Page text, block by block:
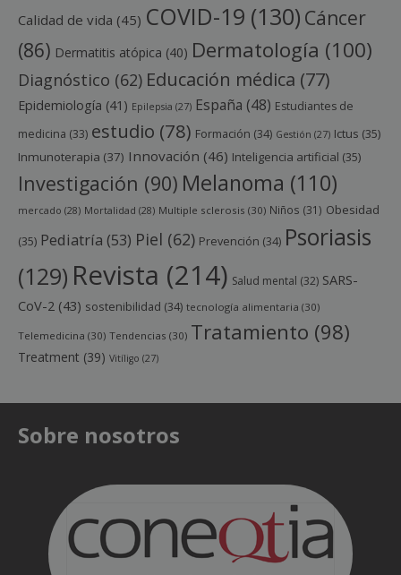
Calidad de vida (45) COVID-19 (130) Cáncer
(86) Dermatitis atópica (40) Dermatología (100)
Diagnóstico (62) Educación médica (77)
Epidemiología (41) Epilepsia (27) España (48) Estudiantes de
medicina (33) estudio (78) Formación (34) Gestión (27) Ictus (35)
Inmunoterapia (37) Innovación (46) Inteligencia artificial (35)
Investigación (90) Melanoma (110)
mercado (28) Mortalidad (28) Multiple sclerosis (30) Niños (31) Obesidad
(35) Pediatría (53) Piel (62) Prevención (34) Psoriasis
(129) Revista (214) Salud mental (32) SARS-
CoV-2 (43) sostenibilidad (34) tecnología alimentaria (30)
Telemedicina (30) Tendencias (30) Tratamiento (98)
Treatment (39) Vitíligo (27)
Sobre nosotros